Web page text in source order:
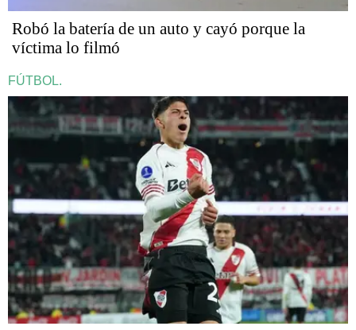
Robó la batería de un auto y cayó porque la
víctima lo filmó
FÚTBOL.